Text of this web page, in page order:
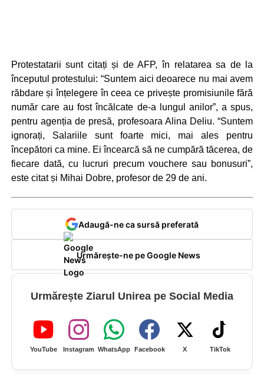
Protestatarii sunt citați și de AFP, în relatarea sa de la
începutul protestului: “Suntem aici deoarece nu mai avem
răbdare și înțelegere în ceea ce privește promisiunile fără
număr care au fost încălcate de-a lungul anilor”, a spus,
pentru agenția de presă, profesoara Alina Deliu. “Suntem
ignorați, Salariile sunt foarte mici, mai ales pentru
începători ca mine. Ei încearcă să ne cumpără tăcerea, de
fiecare dată, cu lucruri precum vouchere sau bonusuri”,
este citat și Mihai Dobre, profesor de 29 de ani.
Adaugă-ne ca sursă preferată
Urmărește-ne pe Google News
Urmărește Ziarul Unirea pe Social Media
YouTube Instagram WhatsApp Facebook X TikTok